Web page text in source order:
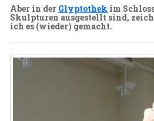
Aber in der Glyptothek im
Skulpturen ausgestellt sind,
ich es (wieder) gemacht.